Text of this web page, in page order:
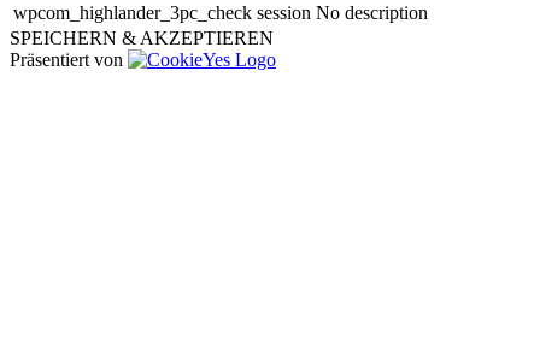
wpcom_highlander_3pc_check session No description
SPEICHERN & AKZEPTIEREN
Präsentiert von